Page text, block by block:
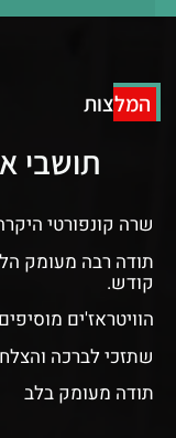
המלצות
תושבי אש
שרה קונפורטי
תודה רבה מעומק
קודש.
הוויטראז'ים
שתזכי לברכה
תודה מעומק בלב